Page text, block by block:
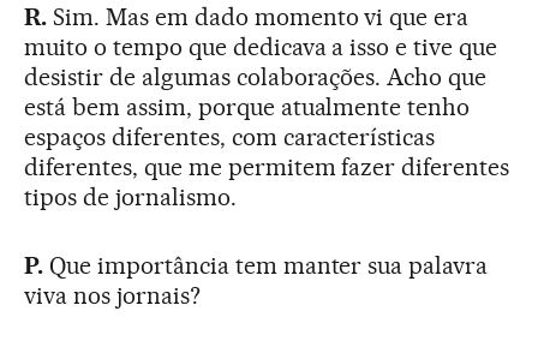
R.Sim. Mas em dado momento vi que era
muito o tempo que dedicava a isso e tive que
desistir de algumas colaborações. Acho que
está bem assim, porque atualmente tenho
espaços diferentes, com características
diferentes, que me permitem fazer diferentes
tipos de jornalismo.
P.Que importância tem manter sua palavra
viva nos jornais?